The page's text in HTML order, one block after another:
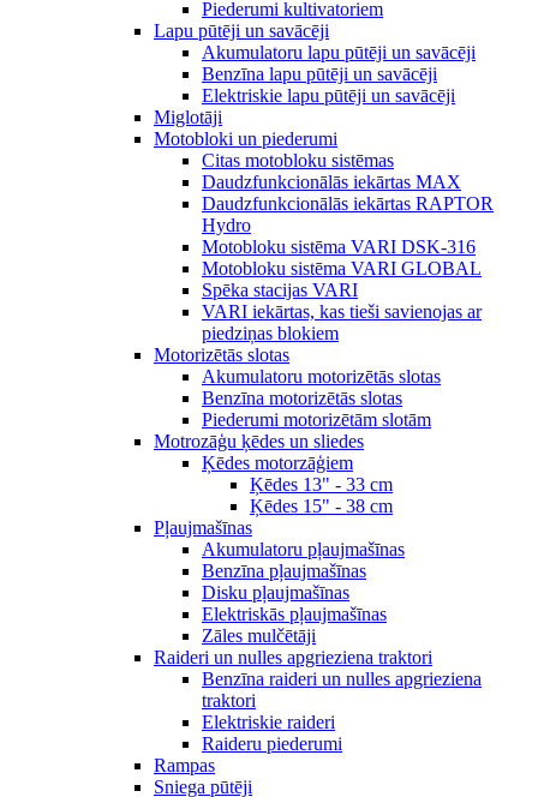
Piederumi kultivatoriem
Lapu pūtēji un savācēji
Akumulatoru lapu pūtēji un savācēji
Benzīna lapu pūtēji un savācēji
Elektriskie lapu pūtēji un savācēji
Miglotāji
Motobloki un piederumi
Citas motobloku sistēmas
Daudzfunkcionālās iekārtas MAX
Daudzfunkcionālās iekārtas RAPTOR
Hydro
Motobloku sistēma VARI DSK-316
Motobloku sistēma VARI GLOBAL
Spēka stacijas VARI
VARI iekārtas, kas tieši savienojas ar
piedziņas blokiem
Motorizētās slotas
Akumulatoru motorizētās slotas
Benzīna motorizētās slotas
Piederumi motorizētām slotām
Motrozāģu ķēdes un sliedes
Ķēdes motorzāģiem
Ķēdes 13" - 33 cm
Ķēdes 15" - 38 cm
Pļaujmašīnas
Akumulatoru pļaujmašīnas
Benzīna pļaujmašīnas
Disku pļaujmašīnas
Elektriskās pļaujmašīnas
Zāles mulčētāji
Raideri un nulles apgrieziena traktori
Benzīna raideri un nulles apgrieziena
traktori
Elektriskie raideri
Raideru piederumi
Rampas
Sniega pūtēji